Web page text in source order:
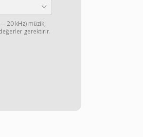
20 kHz) müzik,
gerektirir.